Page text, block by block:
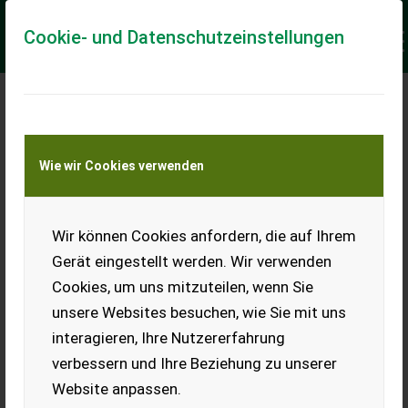
Cookie- und Datenschutzeinstellungen
Wie wir Cookies verwenden
Wir können Cookies anfordern, die auf Ihrem
Gerät eingestellt werden. Wir verwenden
Cookies, um uns mitzuteilen, wenn Sie
unsere Websites besuchen, wie Sie mit uns
interagieren, Ihre Nutzererfahrung
verbessern und Ihre Beziehung zu unserer
Website anpassen.
Meine Transportkostenanfrage
Transport von Land- und Baumaschinen –
KEINE Tiertransporte
Ladeort
Ort